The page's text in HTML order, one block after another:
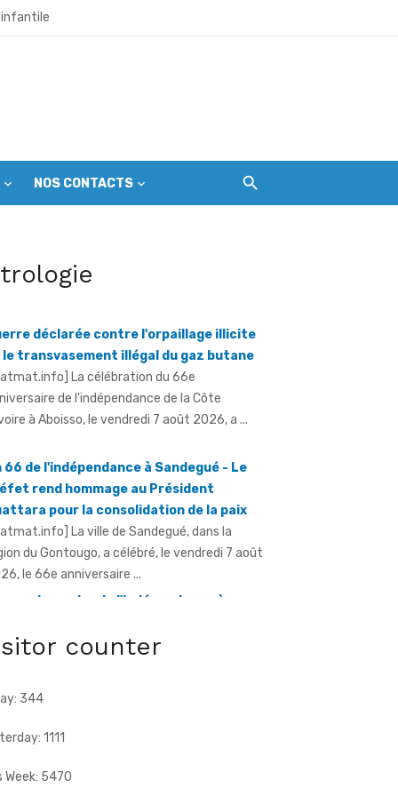
citoyens
mondial en péril
NOS CONTACTS
déclarée contre l'orpaillage illicite
La célébration du 66e
de l'indépendance de la Côte
à Aboisso, le vendredi 7 août 2026, a ...
66 de l'indépendance à Sandegué - Le
pour la consolidation de la paix
La ville de Sandegué, dans la
du Gontougo, a célébré, le vendredi 7 août
le 66e anniversaire ...
anniversaire de l'indépendance à
- Le sous-préfet appelle à l'union
à la menace terroriste
anniversaire de l'indépendance de la Côte
le sous-préfet de Tougbo, dans ...
counter
344
1111
Week: 5470